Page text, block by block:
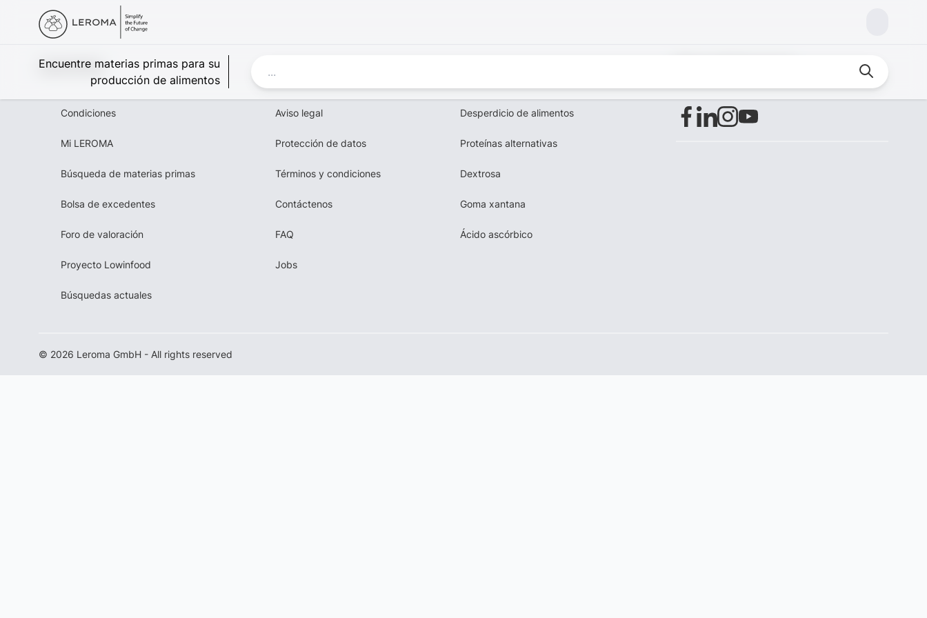
Encuentre materias primas para su
producción de alimentos
Leroma
Condiciones
Mi LEROMA
Búsqueda de materias primas
Bolsa de excedentes
Foro de valoración
Proyecto Lowinfood
Búsquedas actuales
Aviso legal
Protección de datos
Términos y condiciones
Contáctenos
FAQ
Jobs
Desperdicio de alimentos
Proteínas alternativas
Dextrosa
Goma xantana
Ácido ascórbico
© 2026 Leroma GmbH - All rights reserved